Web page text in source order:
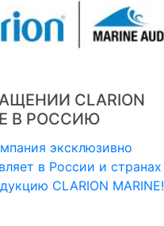
CLARION
В РОССИЮ
эксклюзивно
в России и странах
СLARION MARINE!